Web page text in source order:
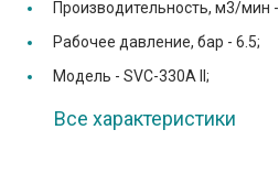
Производительность, м3/мин -
Рабочее давление, бар - 6.5;
Модель - SVC-330A II;
Все характеристики